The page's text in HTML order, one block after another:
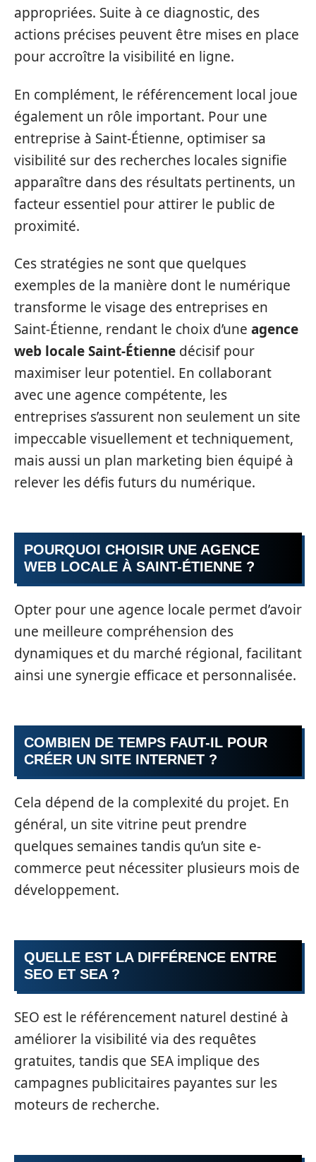
appropriées. Suite à ce diagnostic, des
actions précises peuvent être mises en place
pour accroître la visibilité en ligne.
En complément, le référencement local joue
également un rôle important. Pour une
entreprise à Saint-Étienne, optimiser sa
visibilité sur des recherches locales signifie
apparaître dans des résultats pertinents, un
facteur essentiel pour attirer le public de
proximité.
Ces stratégies ne sont que quelques
exemples de la manière dont le numérique
transforme le visage des entreprises en
Saint-Étienne, rendant le choix d’une agence
web locale Saint-Étienne décisif pour
maximiser leur potentiel. En collaborant
avec une agence compétente, les
entreprises s’assurent non seulement un site
impeccable visuellement et techniquement,
mais aussi un plan marketing bien équipé à
relever les défis futurs du numérique.
POURQUOI CHOISIR UNE AGENCE
WEB LOCALE À SAINT-ÉTIENNE ?
Opter pour une agence locale permet d’avoir
une meilleure compréhension des
dynamiques et du marché régional, facilitant
ainsi une synergie efficace et personnalisée.
COMBIEN DE TEMPS FAUT-IL POUR
CRÉER UN SITE INTERNET ?
Cela dépend de la complexité du projet. En
général, un site vitrine peut prendre
quelques semaines tandis qu’un site e-
commerce peut nécessiter plusieurs mois de
développement.
QUELLE EST LA DIFFÉRENCE ENTRE
SEO ET SEA ?
SEO est le référencement naturel destiné à
améliorer la visibilité via des requêtes
gratuites, tandis que SEA implique des
campagnes publicitaires payantes sur les
moteurs de recherche.